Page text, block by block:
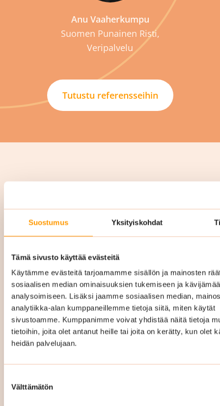
Suostumus Yksityiskohdat
Tämä sivusto käyttää evästeitä
Käytämme evästeitä tarjoamamme sisällön ja mainosten
sosiaalisen median ominaisuuksien tukemiseen ja
analysoimiseen. Lisäksi jaamme sosiaalisen median,
analytiikka-alan kumppaneillemme tietoja siitä, miten käytät
sivustoamme. Kumppanimme voivat yhdistää näitä tietoja
tietoihin, joita olet antanut heille tai joita on kerätty, kun olet
heidän palvelujaan.
valinta
Välttämätön
Anu Vaaherkumpu
Suomen Punainen Risti,
Veripalvelu
Tutustu referensseihin
Yrityssiivous Espoo hinta
riippuen mm. siivottavan kohteen pinta-alasta,
siivouskertojen määrästä ja millainen
palvelukokonaisuus teille räätälöidään. Hintaan
sisältyy kaikki tarvittavat siivousvälineet ja -
aineet.
Räätälöimme täysin teidän tarpeitanne ja
määräytyy sitten sen mukaan. Hintamme ovat